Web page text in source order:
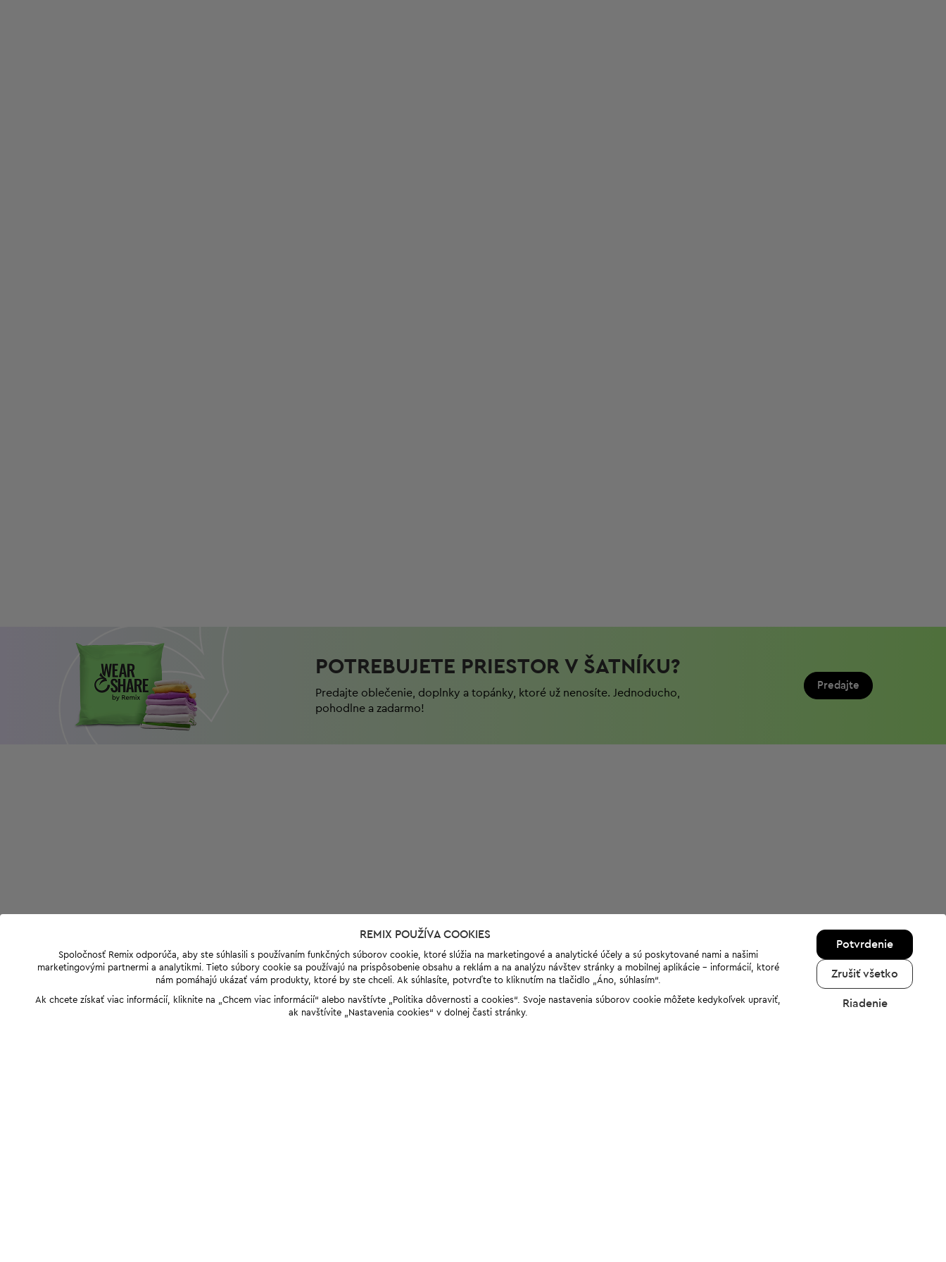
POTREBUJETE PRIESTOR V ŠATNÍKU?
Predajte oblečenie, doplnky a topánky, ktoré už nenosíte. Jednoduchо,
pohodlnе a zadarmo!
Predajte
REMIX POUŽÍVA COOKIES
Spoločnosť Remix odporúča, aby ste súhlasili s používaním funkčných súborov cookie, ktoré slúžia na marketingové a analytické účely a sú poskytované nami a našimi
marketingovými partnermi a analytikmi. Tieto súbory cookie sa používajú na prispôsobenie obsahu a reklám a na analýzu návštev stránky a mobilnej aplikácie - informácií, ktoré
nám pomáhajú ukázať vám produkty, ktoré by ste chceli. Ak súhlasíte, potvrďte to kliknutím na tlačidlo „Áno, súhlasím“.
Ak chcete získať viac informácií, kliknite na „Chcem viac informácií“ alebo navštívte „Politika dôvernosti a cookies“. Svoje nastavenia súborov cookie môžete kedykoľvek upraviť,
ak navštívite „Nastavenia cookies“ v dolnej časti stránky.
Potvrdenie
Zrušiť všetko
Riadenie